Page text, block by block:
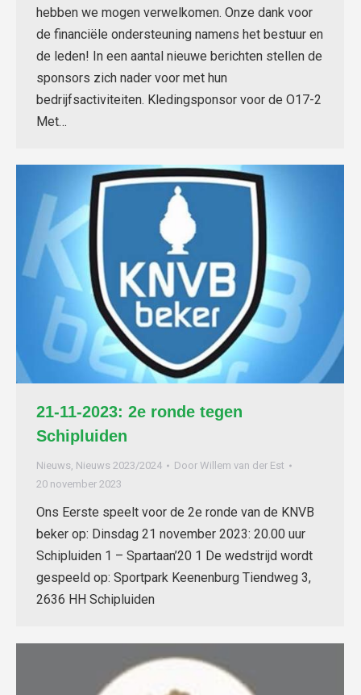
hebben we mogen verwelkomen. Onze dank voor
de financiële ondersteuning namens het bestuur en
de leden! In een aantal nieuwe berichten stellen de
sponsors zich nader voor met hun
bedrijfsactiviteiten. Kledingsponsor voor de O17-2
Met…
21-11-2023: 2e ronde tegen
Schipluiden
Nieuws, Nieuws 2023/2024 Door Willem van der Est
20 november 2023
Ons Eerste speelt voor de 2e ronde van de KNVB
beker op: Dinsdag 21 november 2023: 20.00 uur
Schipluiden 1 – Spartaan’20 1 De wedstrijd wordt
gespeeld op: Sportpark Keenenburg Tiendweg 3,
2636 HH Schipluiden